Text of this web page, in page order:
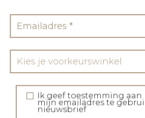
Kies je voorkeurswinkel
Ik geef toestemming aan
mijn emailadres te
nieuwsbrief